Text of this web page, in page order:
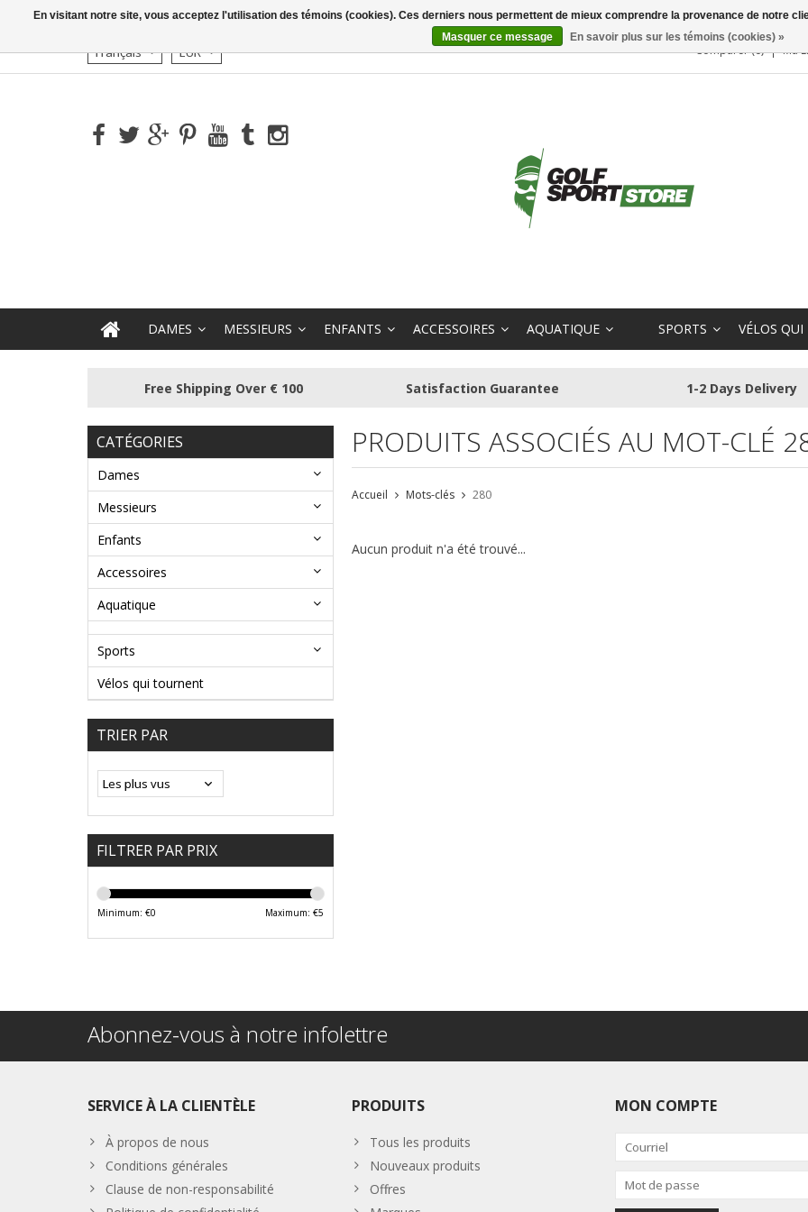
Français EUR Comparer (0) Ma
DAMES MESSIEURS ENFANTS ACCESSOIRES AQUATIQUE SPORTS VÉLOS
Free Shipping Over € 100 Satisfaction Guarantee 1-2 Days Delivery
CATÉGORIES
Dames
Messieurs
Enfants
Accessoires
Aquatique
Sports
Vélos qui tournent
TRIER PAR
FILTRER PAR PRIX
Minimum: €0 Maximum: €5
PRODUITS ASSOCIÉS AU MOT-CLÉ
Accueil Mots-clés 280
Aucun produit n'a été trouvé...
Abonnez-vous à notre infolettre
SERVICE À LA CLIENTÈLE
À propos de nous
Conditions générales
Clause de non-responsabilité
PRODUITS
Tous les produits
Nouveaux produits
Offres
MON COMPTE
En visitant notre site, vous acceptez l'utilisation des témoins (cookies). Ces derniers nous permettent de mieux comprendre la provenance de notre
Masquer ce message
En savoir plus sur les témoins (cookies) »